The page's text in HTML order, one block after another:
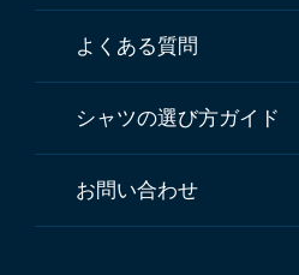
よくある質問
シャツの選び方ガイド
お問い合わせ